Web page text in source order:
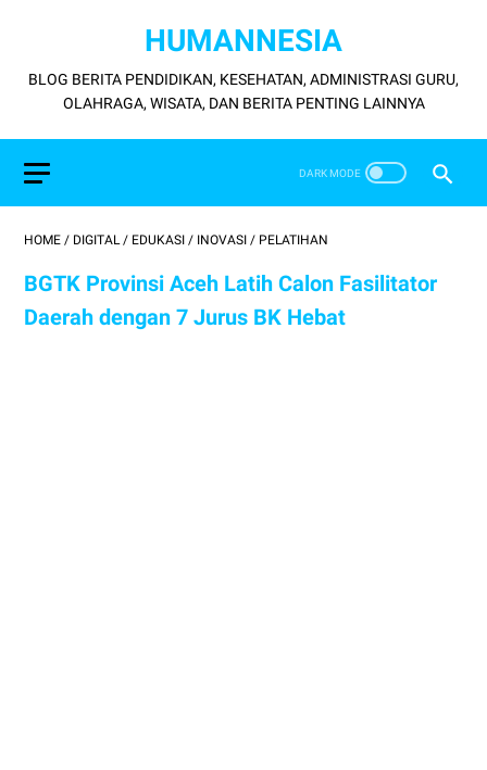
HUMANNESIA
BLOG BERITA PENDIDIKAN, KESEHATAN, ADMINISTRASI GURU,
OLAHRAGA, WISATA, DAN BERITA PENTING LAINNYA
HOME / DIGITAL / EDUKASI / INOVASI / PELATIHAN
BGTK Provinsi Aceh Latih Calon Fasilitator
Daerah dengan 7 Jurus BK Hebat